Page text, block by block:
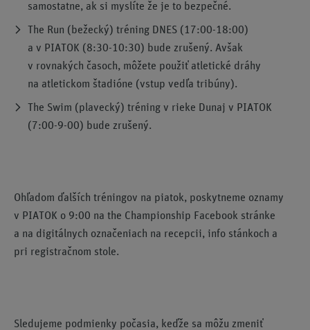
samostatne, ak si myslíte že je to bezpečné.
The Run (bežecký) tréning DNES (17:00-18:00)
a v PIATOK (8:30-10:30) bude zrušený. Avšak
v rovnakých časoch, môžete použiť atletické dráhy
na atletickom štadióne (vstup vedľa tribúny).
The Swim (plavecký) tréning v rieke Dunaj v PIATOK
(7:00-9-00) bude zrušený.
Ohľadom ďalších tréningov na piatok, poskytneme oznamy
v PIATOK o 9:00 na the Championship Facebook stránke
a na digitálnych označeniach na recepcii, info stánkoch a
pri registračnom stole.
Sledujeme podmienky počasia, keďže sa môžu zmeniť